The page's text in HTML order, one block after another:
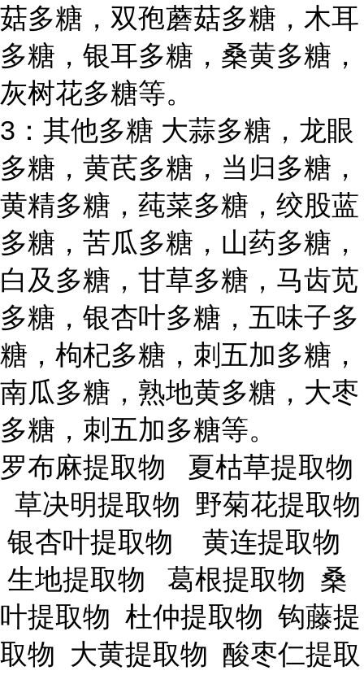
菇多糖，双孢蘑菇多糖，木耳
多糖，银耳多糖，桑黄多糖，
灰树花多糖等。
3：其他多糖 大蒜多糖，龙眼
多糖，黄芪多糖，当归多糖，
黄精多糖，莼菜多糖，绞股蓝
多糖，苦瓜多糖，山药多糖，
白及多糖，甘草多糖，马齿苋
多糖，银杏叶多糖，五味子多
糖，枸杞多糖，刺五加多糖，
南瓜多糖，熟地黄多糖，大枣
多糖，刺五加多糖等。
罗布麻提取物 夏枯草提取物
草决明提取物 野菊花提取物
银杏叶提取物 黄连提取物
生地提取物 葛根提取物 桑
叶提取物 杜仲提取物 钩藤提
取物 大黄提取物 酸枣仁提取